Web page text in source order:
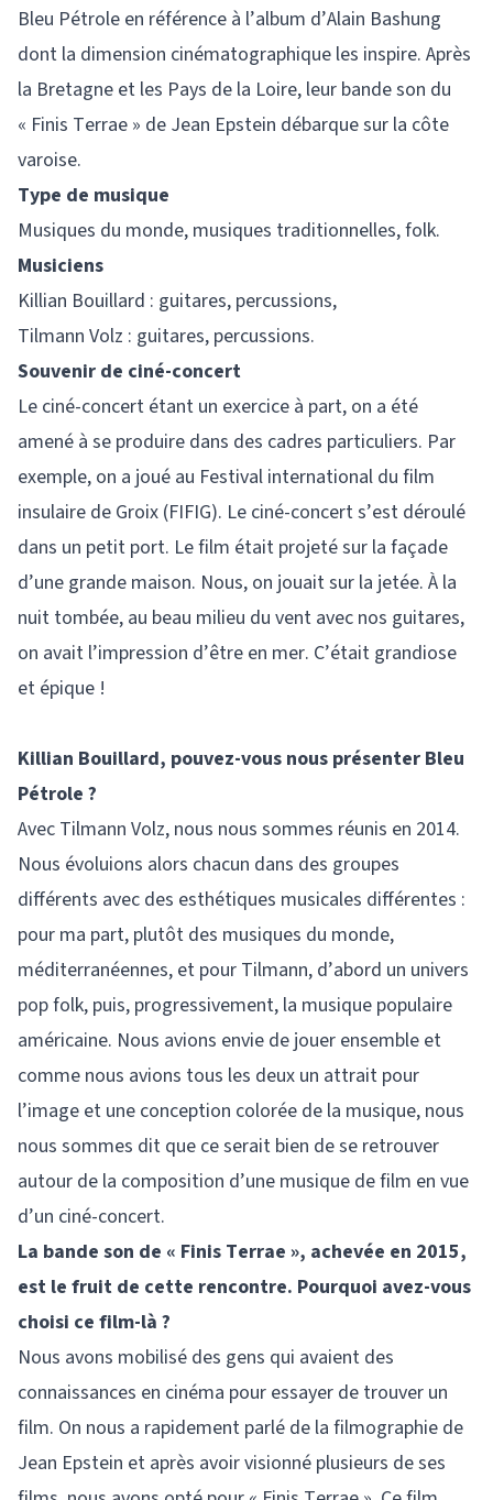
Bleu Pétrole en référence à l’album d’Alain Bashung
dont la dimension cinématographique les inspire. Après
la Bretagne et les Pays de la Loire, leur bande son du
« Finis Terrae » de Jean Epstein débarque sur la côte
varoise.
Type de musique
Musiques du monde, musiques traditionnelles, folk.
Musiciens
Killian Bouillard : guitares, percussions,
Tilmann Volz : guitares, percussions.
Souvenir de ciné-concert
Le ciné-concert étant un exercice à part, on a été
amené à se produire dans des cadres particuliers. Par
exemple, on a joué au Festival international du film
insulaire de Groix (FIFIG). Le ciné-concert s’est déroulé
dans un petit port. Le film était projeté sur la façade
d’une grande maison. Nous, on jouait sur la jetée. À la
nuit tombée, au beau milieu du vent avec nos guitares,
on avait l’impression d’être en mer. C’était grandiose
et épique !
Killian Bouillard, pouvez-vous nous présenter Bleu
Pétrole ?
Avec Tilmann Volz, nous nous sommes réunis en 2014.
Nous évoluions alors chacun dans des groupes
différents avec des esthétiques musicales différentes :
pour ma part, plutôt des musiques du monde,
méditerranéennes, et pour Tilmann, d’abord un univers
pop folk, puis, progressivement, la musique populaire
américaine. Nous avions envie de jouer ensemble et
comme nous avions tous les deux un attrait pour
l’image et une conception colorée de la musique, nous
nous sommes dit que ce serait bien de se retrouver
autour de la composition d’une musique de film en vue
d’un ciné-concert.
La bande son de « Finis Terrae », achevée en 2015,
est le fruit de cette rencontre. Pourquoi avez-vous
choisi ce film-là ?
Nous avons mobilisé des gens qui avaient des
connaissances en cinéma pour essayer de trouver un
film. On nous a rapidement parlé de la filmographie de
Jean Epstein et après avoir visionné plusieurs de ses